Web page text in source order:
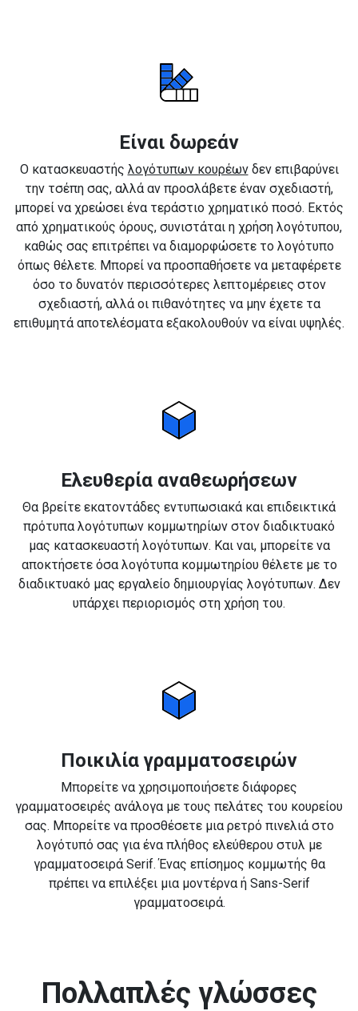
Είναι δωρεάν
Ο κατασκευαστής λογότυπων κουρέωνδεν επιβαρύνει
την τσέπη σας, αλλά αν προσλάβετε έναν σχεδιαστή,
μπορεί να χρεώσει ένα τεράστιο χρηματικό ποσό. Εκτός
από χρηματικούς όρους, συνιστάται η χρήση λογότυπου,
καθώς σας επιτρέπει να διαμορφώσετε το λογότυπο
όπως θέλετε. Μπορεί να προσπαθήσετε να μεταφέρετε
όσο το δυνατόν περισσότερες λεπτομέρειες στον
σχεδιαστή, αλλά οι πιθανότητες να μην έχετε τα
επιθυμητά αποτελέσματα εξακολουθούν να είναι υψηλές.
Ελευθερία αναθεωρήσεων
Θα βρείτε εκατοντάδες εντυπωσιακά και επιδεικτικά
πρότυπα λογότυπων κομμωτηρίων στον διαδικτυακό
μας κατασκευαστή λογότυπων. Και ναι, μπορείτε να
αποκτήσετε όσα λογότυπα κομμωτηρίου θέλετε με το
διαδικτυακό μας εργαλείο δημιουργίας λογότυπων. Δεν
υπάρχει περιορισμός στη χρήση του.
Ποικιλία γραμματοσειρών
Μπορείτε να χρησιμοποιήσετε διάφορες
γραμματοσειρές ανάλογα με τους πελάτες του κουρείου
σας. Μπορείτε να προσθέσετε μια ρετρό πινελιά στο
λογότυπό σας για ένα πλήθος ελεύθερου στυλ με
γραμματοσειρά Serif. Ένας επίσημος κομμωτής θα
πρέπει να επιλέξει μια μοντέρνα ή Sans-Serif
γραμματοσειρά.
Πολλαπλές γλώσσες